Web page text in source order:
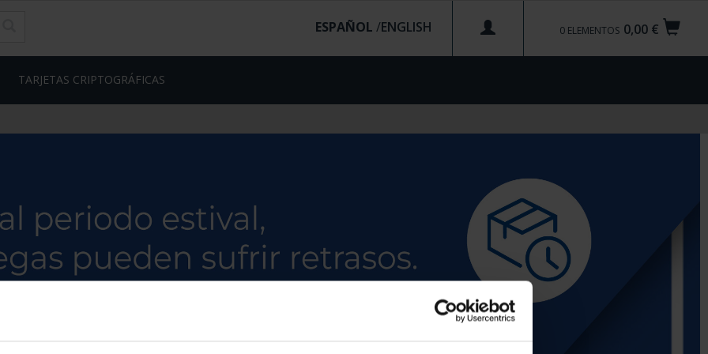
0,00 €
0 ELEMENTOS
ESPAÑOL /
TARJETAS CRIPTOGRÁFICAS